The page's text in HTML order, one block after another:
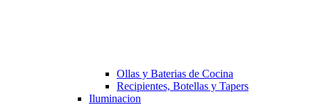
Ollas y Baterias de Cocina
Recipientes, Botellas y Tapers
Iluminacion